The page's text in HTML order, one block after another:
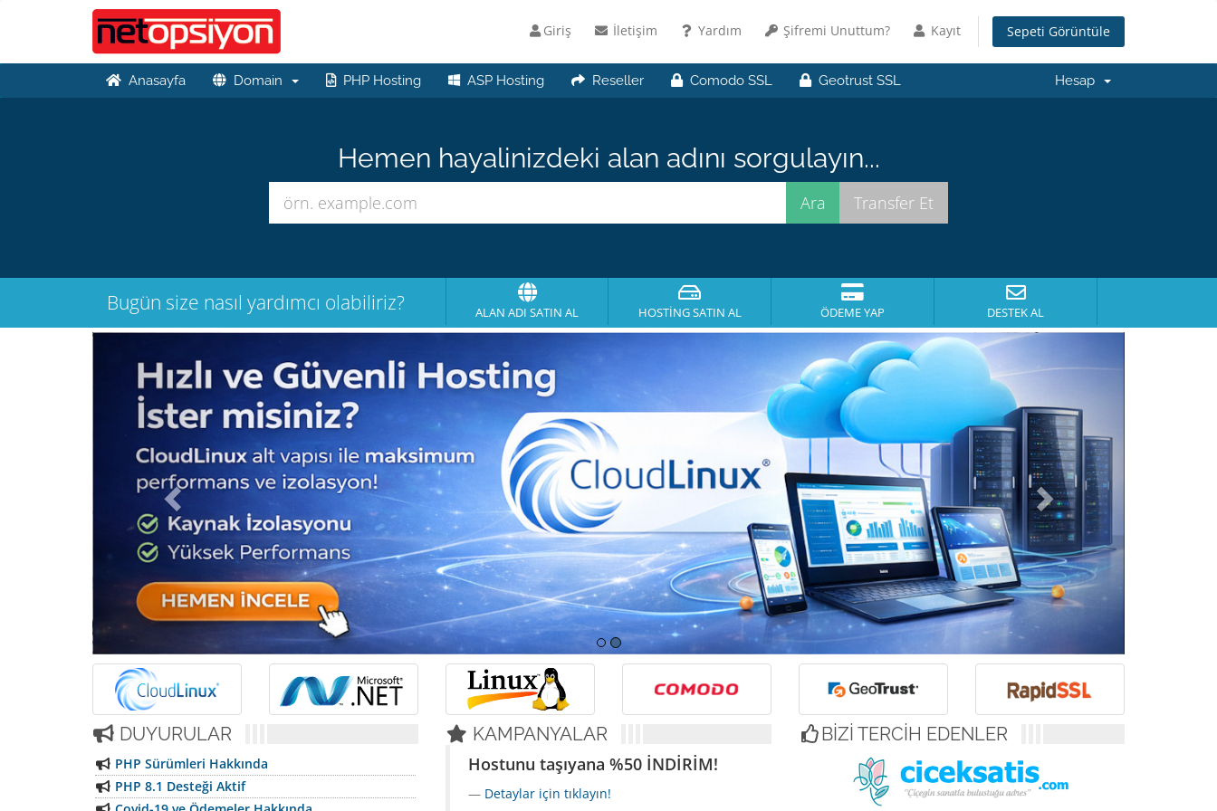
Giriş İletişim Yardım Şifremi Unuttum? Kayıt Sepeti Görüntüle
Anasayfa Domain PHP Hosting ASP Hosting Reseller Comodo SSL Geotrust SSL Hesap
Hemen hayalinizdeki alan adını sorgulayın...
Bugün size nasıl yardımcı olabiliriz? ALAN ADI SATIN AL HOSTING SATIN AL ÖDEME YAP DESTEK AL
DUYURULAR
PHP Sürümleri Hakkında
PHP 8.1 Desteği Aktif
KAMPANYALAR
Hostunu taşıyana %50 İNDİRİM!
Detaylar için tıklayın!
BİZİ TERCİH EDENLER